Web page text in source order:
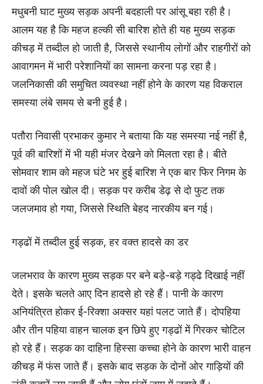
मधुबनी घाट मुख्य सड़क अपनी बदहाली पर आंसू बहा रही है।
आलम यह है कि महज हल्की सी बारिश होते ही यह मुख्य सड़क
कीचड़ में तब्दील हो जाती है, जिससे स्थानीय लोगों और राहगीरों को
आवागमन में भारी परेशानियों का सामना करना पड़ रहा है।
जलनिकासी की समुचित व्यवस्था नहीं होने के कारण यह विकराल
समस्या लंबे समय से बनी हुई है।
पतौरा निवासी प्रभाकर कुमार ने बताया कि यह समस्या नई नहीं है,
पूर्व की बारिशों में भी यही मंजर देखने को मिलता रहा है। बीते
सोमवार शाम को महज घंटे भर हुई बारिश ने एक बार फिर निगम के
दावों की पोल खोल दी। सड़क पर करीब डेढ़ से दो फुट तक
जलजमाव हो गया, जिससे स्थिति बेहद नारकीय बन गई।
गड्ढों में तब्दील हुई सड़क, हर वक्त हादसे का डर
जलभराव के कारण मुख्य सड़क पर बने बड़े-बड़े गड्ढे दिखाई नहीं
देते। इसके चलते आए दिन हादसे हो रहे हैं। पानी के कारण
अनियंत्रित होकर ई-रिक्शा अक्सर यहां पलट जाते हैं। दोपहिया
और तीन पहिया वाहन चालक इन छिपे हुए गड्ढों में गिरकर चोटिल
हो रहे हैं। सड़क का दाहिना हिस्सा कच्चा होने के कारण भारी वाहन
कीचड़ में फंस जाते हैं। इसके बाद सड़क के दोनों ओर गाड़ियों की